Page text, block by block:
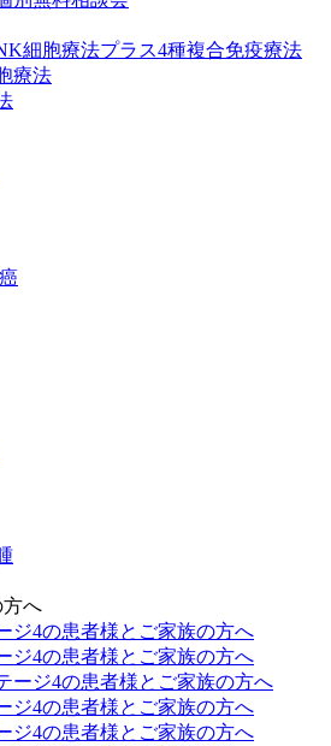
細胞療法プラス4種複合免疫療法
療法
方へ
ジ4の患者様とご家族の方へ
ジ4の患者様とご家族の方へ
ージ4の患者様とご家族の方へ
ジ4の患者様とご家族の方へ
ジ4の患者様とご家族の方へ